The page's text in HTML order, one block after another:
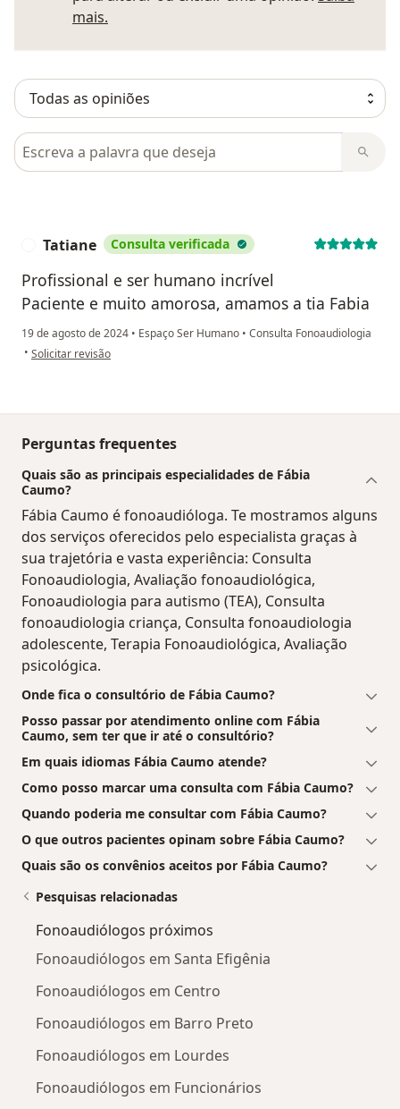
mais.
Pesquisar em opiniões
Tatiane Consulta verificada
Profissional e ser humano incrível
Paciente e muito amorosa, amamos a tia Fabia
19 de agosto de 2024 • Espaço Ser Humano • Consulta Fonoaudiologia
• na opinião do utilizador Tatiane
Solicitar revisão
Perguntas frequentes
Quais são as principais especialidades de Fábia
Caumo?
Fábia Caumo é fonoaudióloga. Te mostramos alguns
dos serviços oferecidos pelo especialista graças à
sua trajetória e vasta experiência: Consulta
Fonoaudiologia, Avaliação fonoaudiológica,
Fonoaudiologia para autismo (TEA), Consulta
fonoaudiologia criança, Consulta fonoaudiologia
adolescente, Terapia Fonoaudiológica, Avaliação
psicológica.
Onde fica o consultório de Fábia Caumo?
Posso passar por atendimento online com Fábia
Caumo, sem ter que ir até o consultório?
Em quais idiomas Fábia Caumo atende?
Como posso marcar uma consulta com Fábia Caumo?
Quando poderia me consultar com Fábia Caumo?
O que outros pacientes opinam sobre Fábia Caumo?
Quais são os convênios aceitos por Fábia Caumo?
Pesquisas relacionadas
Fonoaudiólogos próximos
Fonoaudiólogos em Santa Efigênia
Fonoaudiólogos em Centro
Fonoaudiólogos em Barro Preto
Fonoaudiólogos em Lourdes
Fonoaudiólogos em Funcionários